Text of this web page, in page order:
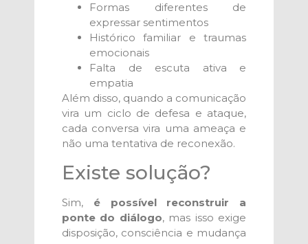
Formas diferentes de
expressar sentimentos
Histórico familiar e traumas
emocionais
Falta de escuta ativa e
empatia
Além disso, quando a comunicação
vira um ciclo de defesa e ataque,
cada conversa vira uma ameaça e
não uma tentativa de reconexão.
Existe solução?
Sim, é possível reconstruir a
ponte do diálogo, mas isso exige
disposição, consciência e mudança